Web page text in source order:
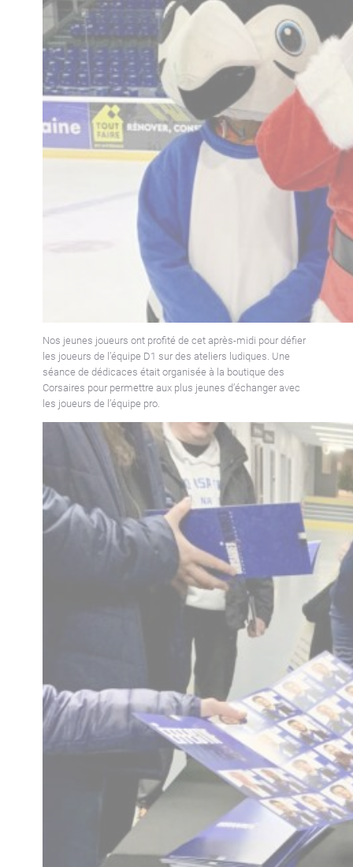
Nos jeunes joueurs ont profité de cet après-midi pour défier
les joueurs de l’équipe D1 sur des ateliers ludiques. Une
séance de dédicaces était organisée à la boutique des
Corsaires pour permettre aux plus jeunes d’échanger avec
les joueurs de l’équipe pro.